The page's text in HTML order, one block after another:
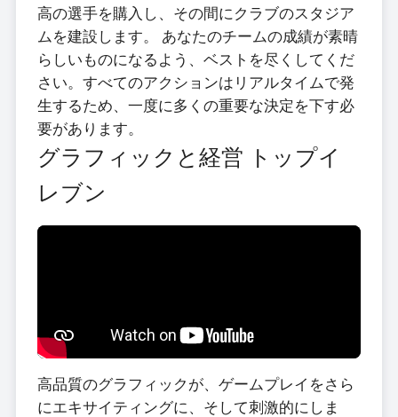
高の選手を購入し、その間にクラブのスタジア
ムを建設します。 あなたのチームの成績が素晴
らしいものになるよう、ベストを尽くしてくだ
さい。すべてのアクションはリアルタイムで発
生するため、一度に多くの重要な決定を下す必
要があります。
グラフィックと経営 トップイ
レブン
高品質のグラフィックが、ゲームプレイをさら
にエキサイティングに、そして刺激的にしま